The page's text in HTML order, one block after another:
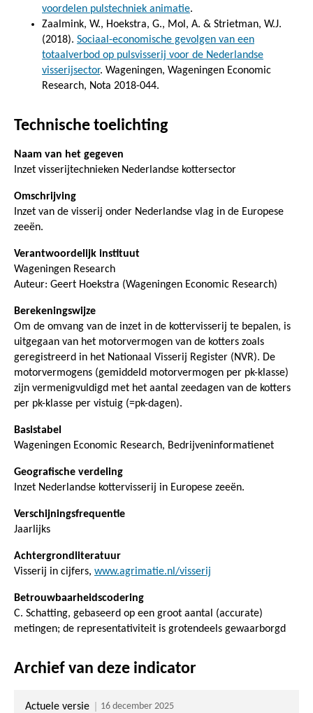
voordelen pulstechniek animatie.
Zaalmink, W., Hoekstra, G., Mol, A. & Strietman, W.J.
(2018). Sociaal-economische gevolgen van een
totaalverbod op pulsvisserij voor de Nederlandse
visserijsector. Wageningen, Wageningen Economic
Research, Nota 2018-044.
Technische toelichting
Naam van het gegeven
Inzet visserijtechnieken Nederlandse kottersector
Omschrijving
Inzet van de visserij onder Nederlandse vlag in de Europese
zeeën.
Verantwoordelijk instituut
Wageningen Research
Auteur: Geert Hoekstra (Wageningen Economic Research)
Berekeningswijze
Om de omvang van de inzet in de kottervisserij te bepalen, is
uitgegaan van het motorvermogen van de kotters zoals
geregistreerd in het Nationaal Visserij Register (NVR). De
motorvermogens (gemiddeld motorvermogen per pk-klasse)
zijn vermenigvuldigd met het aantal zeedagen van de kotters
per pk-klasse per vistuig (=pk-dagen).
Basistabel
Wageningen Economic Research, Bedrijveninformatienet
Geografische verdeling
Inzet Nederlandse kottervisserij in Europese zeeën.
Verschijningsfrequentie
Jaarlijks
Achtergrondliteratuur
Visserij in cijfers, www.agrimatie.nl/visserij
Betrouwbaarheidscodering
C. Schatting, gebaseerd op een groot aantal (accurate)
metingen; de representativiteit is grotendeels gewaarborgd
Archief van deze indicator
Actuele versie 16 december 2025